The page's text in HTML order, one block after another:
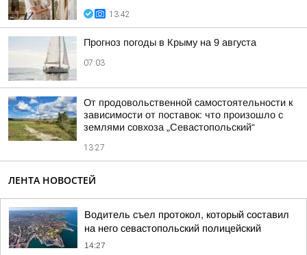
13:42
Прогноз погоды в Крыму на 9 августа
07:03
От продовольственной самостоятельности к
зависимости от поставок: что произошло с
землями совхоза „Севастопольский“
13:27
ЛЕНТА НОВОСТЕЙ
Водитель съел протокол, который составил
на него севастопольский полицейский
14:27